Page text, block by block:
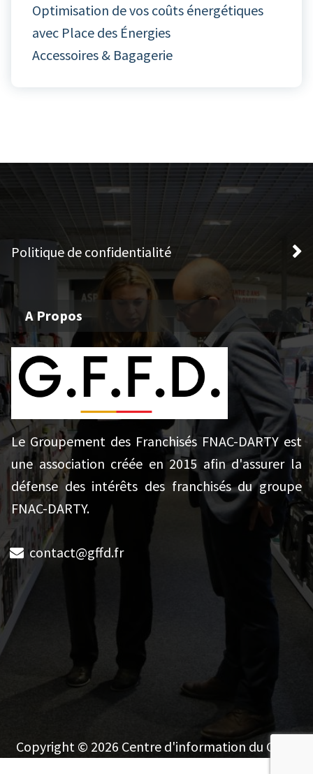
Optimisation de vos coûts énergétiques
avec Place des Énergies
Accessoires & Bagagerie
Politique de confidentialité
A Propos
Le Groupement des Franchisés FNAC-DARTY est
une association créée en 2015 afin d'assurer la
défense des intérêts des franchisés du groupe
FNAC-DARTY.
contact@gffd.fr
Copyright © 2026 Centre d'information du GFFD